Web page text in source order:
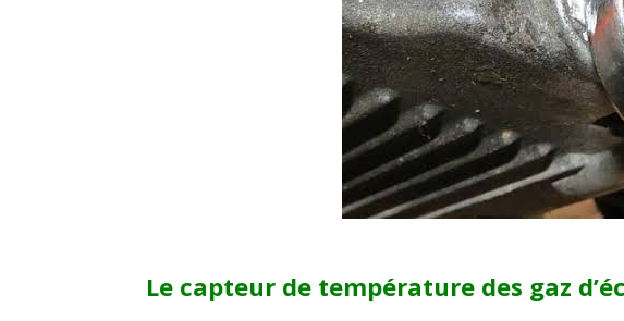
Le capteur de température des gaz